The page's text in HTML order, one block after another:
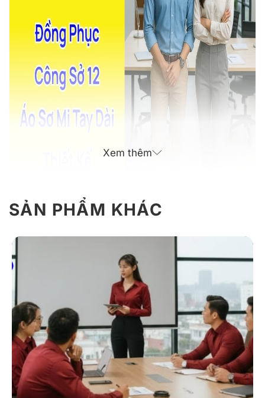
Đồng phục công sở 12 áo sơ mi tay dài thiết kế thanh
lịch
Giới Thiệu Về Áo Sơ Mi Tay Dài Công
Sở 12
Mẫu áo được DONY thiết kế với hai phiên bản dành
riêng cho nam và nữ, giúp tôn dáng và đảm bảo sự
thoải mái suốt ngày dài làm việc. Đây là mẫu áo được
Xem thêm
SẢN PHẨM KHÁC